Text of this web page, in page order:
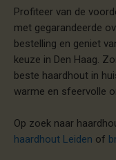
Profiteer van de
met gegarandeerde
bestelling en geniet
keuze in Den Haag.
beste haardhout in
warme en sfeervolle
Op zoek naar
haardhout Leiden of